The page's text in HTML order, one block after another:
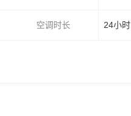
空调时长 24小时